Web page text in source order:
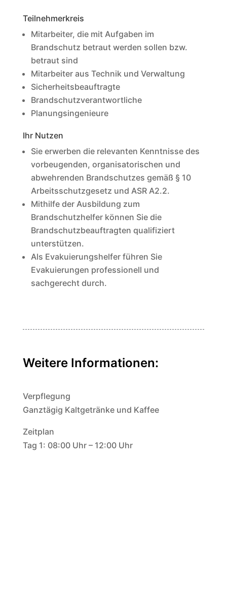
Teilnehmerkreis
Mitarbeiter, die mit Aufgaben im
Brandschutz betraut werden sollen bzw.
betraut sind
Mitarbeiter aus Technik und Verwaltung
Sicherheitsbeauftragte
Brandschutzverantwortliche
Planungsingenieure
Ihr Nutzen
Sie erwerben die relevanten Kenntnisse des
vorbeugenden, organisatorischen und
abwehrenden Brandschutzes gemäß § 10
Arbeitsschutzgesetz und ASR A2.2.
Mithilfe der Ausbildung zum
Brandschutzhelfer können Sie die
Brandschutzbeauftragten qualifiziert
unterstützen.
Als Evakuierungshelfer führen Sie
Evakuierungen professionell und
sachgerecht durch.
Weitere Informationen:
Verpflegung
Ganztägig Kaltgetränke und Kaffee
Zeitplan
Tag 1: 08:00 Uhr – 12:00 Uhr